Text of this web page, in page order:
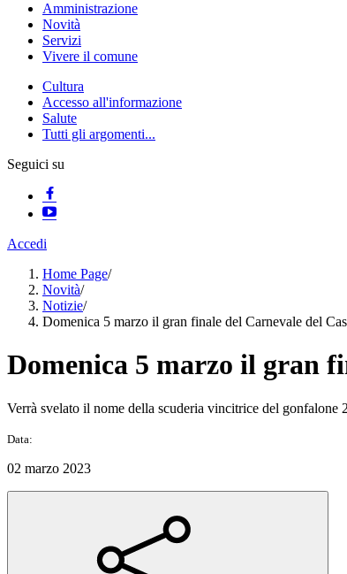
Amministrazione
Novità
Servizi
Vivere il comune
Cultura
Accesso all'informazione
Salute
Tutti gli argomenti...
Seguici su
Accedi
Home Page/
Novità/
Notizie/
Domenica 5 marzo il gran finale del Carnevale del
Domenica 5 marzo il gran
Verrà svelato il nome della scuderia vincitrice del gonfalone
Data:
02 marzo 2023